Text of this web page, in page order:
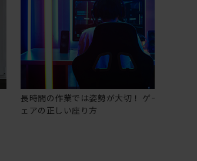
長時間の作業では姿勢が大切！ ゲーミングチ
ェアの正しい座り方